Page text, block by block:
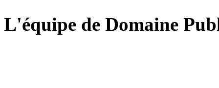
L'équipe de Domaine